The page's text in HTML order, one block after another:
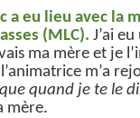
a eu lieu avec la
(MLC). J’ai
ma mère et je
m’a
quand je te le
mère.